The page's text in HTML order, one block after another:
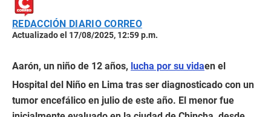
REDACCIÓN DIARIO CORREO
Actualizado el 17/08/2025, 12:59 p.m.
Aarón, un niño de 12 años, lucha por su vidaen el
Hospital del Niño en Lima tras ser diagnosticado con un
tumor encefálico en julio de este año. El menor fue